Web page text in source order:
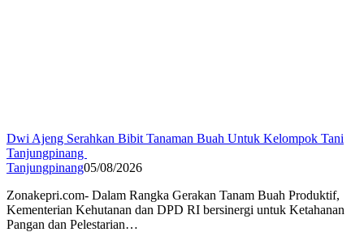
Dwi Ajeng Serahkan Bibit Tanaman Buah Untuk Kelompok Tani
Tanjungpinang
Tanjungpinang05/08/2026
Zonakepri.com- Dalam Rangka Gerakan Tanam Buah Produktif,
Kementerian Kehutanan dan DPD RI bersinergi untuk Ketahanan
Pangan dan Pelestarian…